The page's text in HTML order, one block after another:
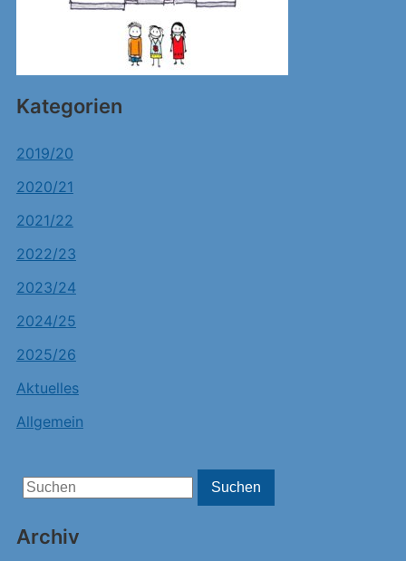
Kategorien
2019/20
2020/21
2021/22
2022/23
2023/24
2024/25
2025/26
Aktuelles
Allgemein
Search
for:
Suchen
Archiv